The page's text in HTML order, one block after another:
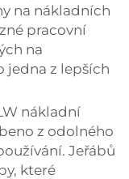
na nákladních
pracovní
na
jedna z lepších
nákladní
z odolného
Jeřábů
které